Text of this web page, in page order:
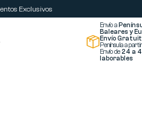
Exclusivos
Envío a
Baleares y
Envío
Península a
Envío de24 a
laborables